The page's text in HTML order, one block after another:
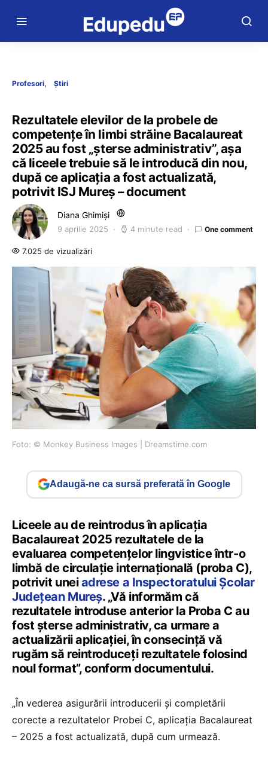
Profesori Știri
Rezultatele elevilor de la probele de
competențe în limbi străine Bacalaureat
2025 au fost „șterse administrativ”, așa
că liceele trebuie să le introducă din nou,
după ce aplicația a fost actualizată,
potrivit ISJ Mureș – document
Diana Ghimiși
9 aprilie 2025 4 minute read One comment
7.025 de vizualizări
Foto: © Monkey Business Images | Dreamstime.com
Adaugă-ne ca sursă preferată în Google
Liceele au de reintrodus în aplicația
Bacalaureat 2025 rezultatele de la
evaluarea competențelor lingvistice într-o
limbă de circulație internațională (proba C),
potrivit uneiadrese a Inspectoratului Școlar
Județean Mureș. „Vă informăm că
rezultatele introduse anterior la Proba C au
fost șterse administrativ, ca urmare a
actualizării aplicației, în consecință vă
rugăm să reintroduceți rezultatele folosind
noul format”, conform documentului.
„În vederea asigurării introducerii și completării
corecte a rezultatelor Probei C, aplicația Bacalaureat
– 2025 a fost actualizată, după cum urmează.